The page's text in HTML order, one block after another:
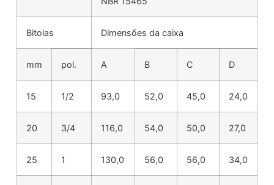
Bitolas Dimensões da caixa
mm pol. A B C D
15 1/2 93,0 52,0 45,0 24,0
20 3/4 116,0 54,0 50,0 27,0
25 1 130,0 56,0 56,0 34,0